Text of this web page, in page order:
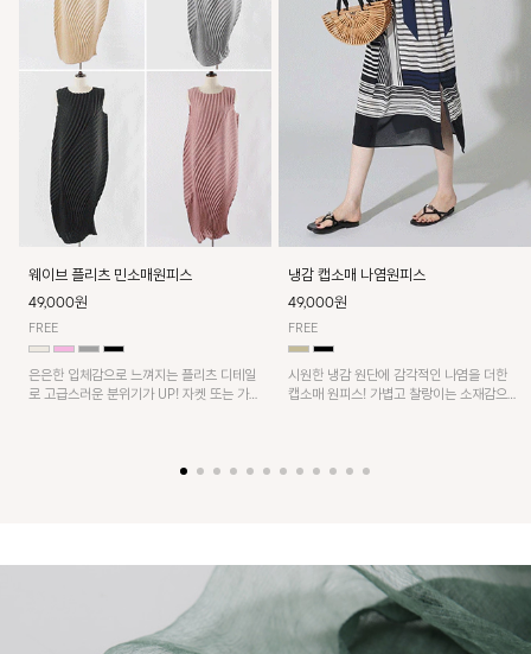
웨이브 플리츠 민소매원피스
49,000원
FREE
은은한 입체감으로 느껴지는 플리츠 디테일
로 고급스러운 분위기가 UP! 자켓 또는 가디
냉감 캡소매 나염원피스
49,000원
FREE
시원한 냉감 원단에 감각적인 나염을 더한
캡소매 원피스! 가볍고 찰랑이는 소재감으로